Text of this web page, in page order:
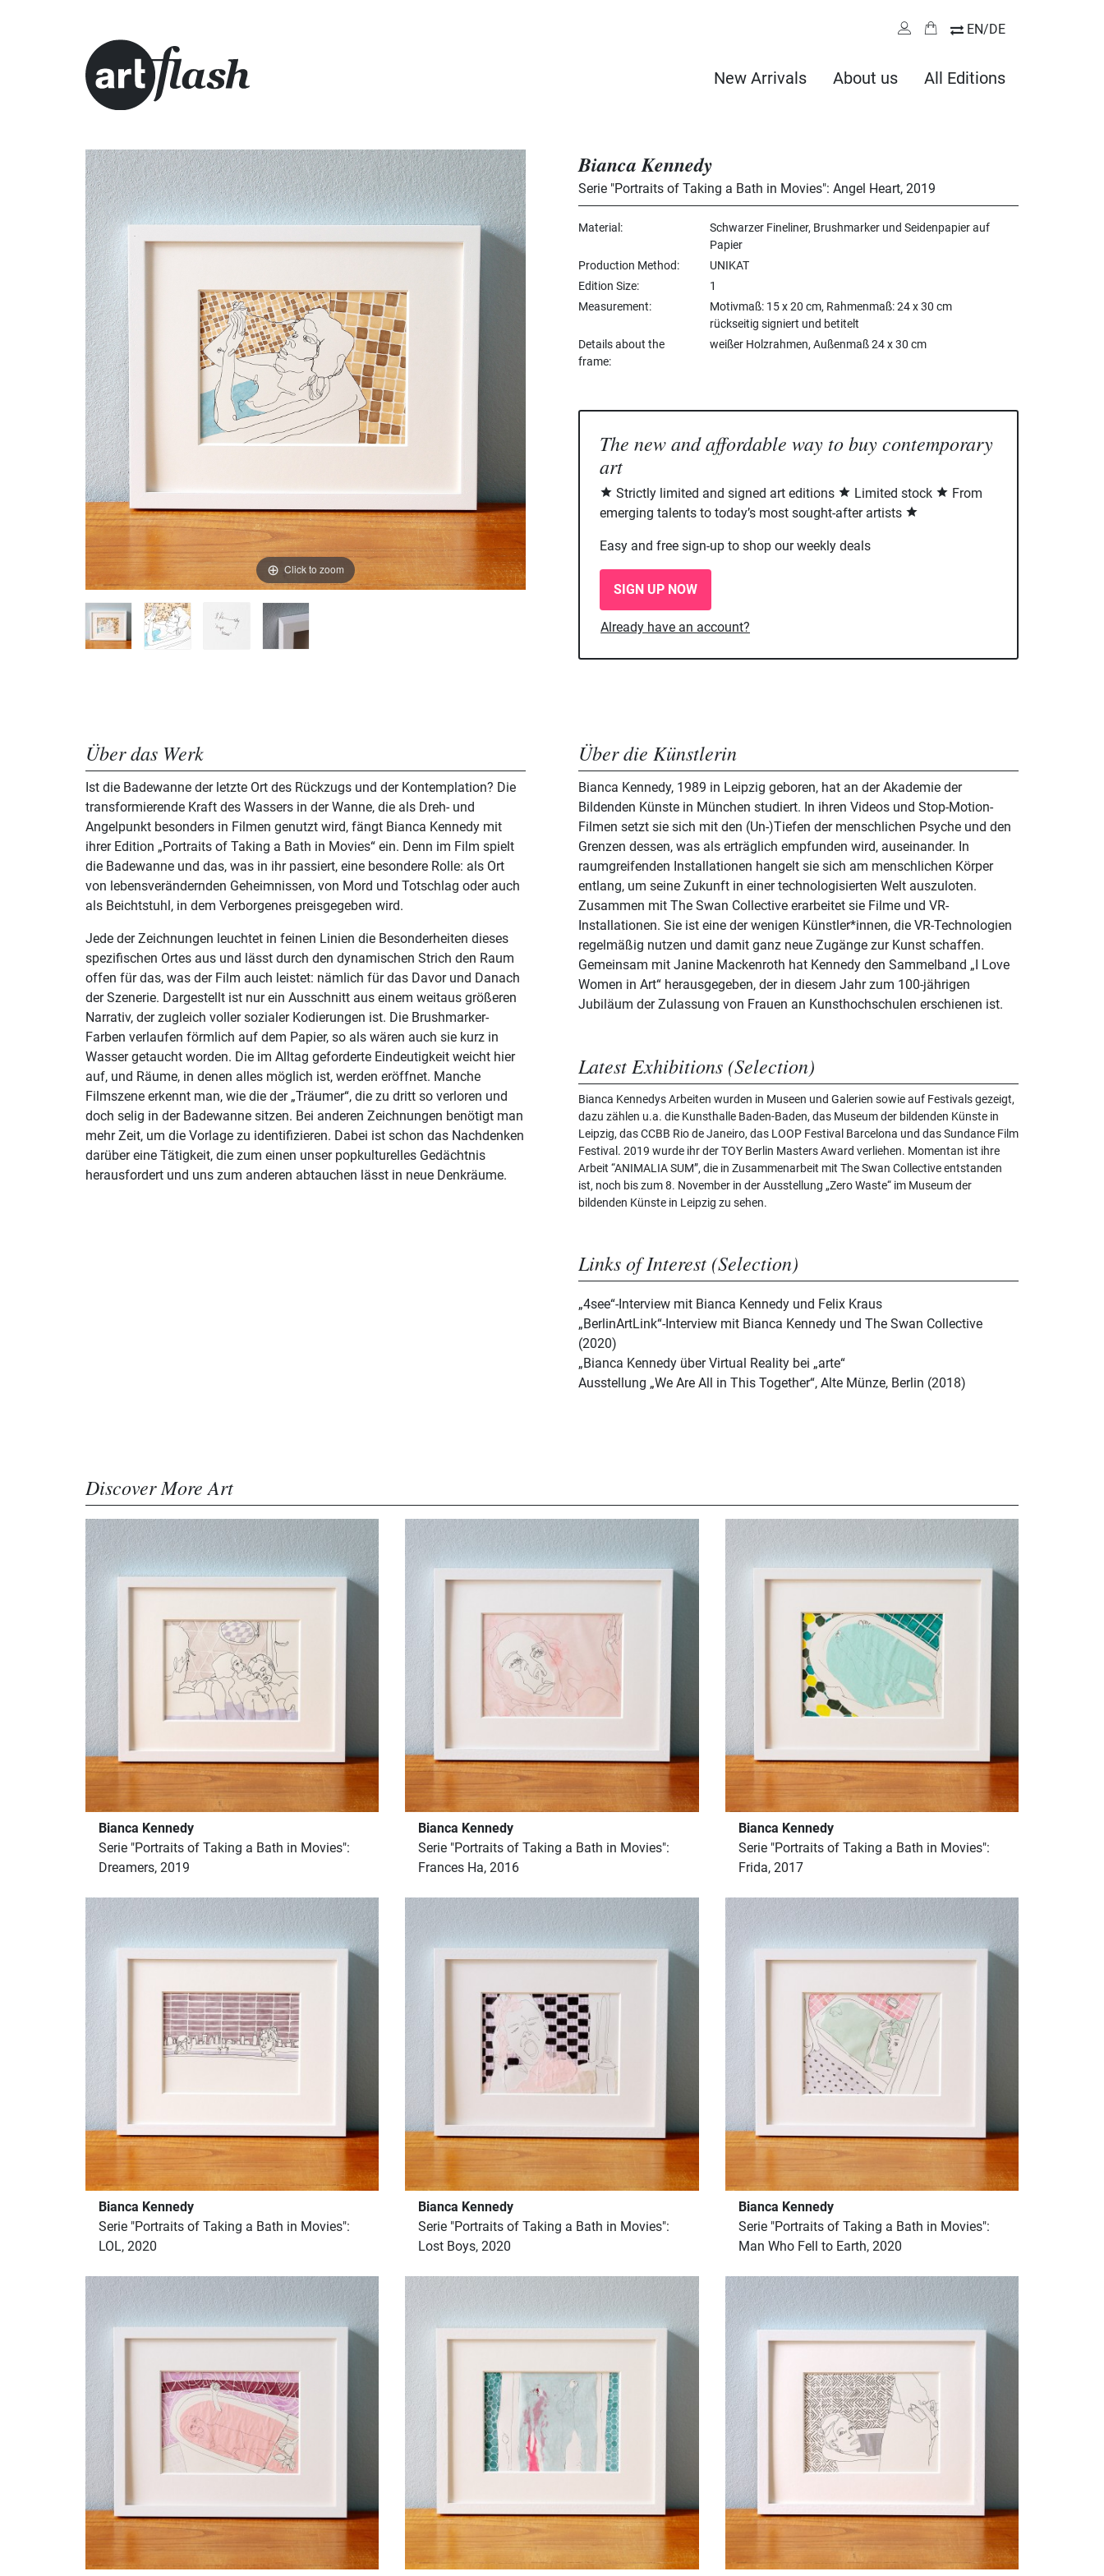
EN/DE
New Arrivals About us All Editions
Click to zoom
Bianca Kennedy
Serie "Portraits of Taking a Bath in Movies": Angel Heart, 2019
Material
Schwarzer Fineliner, Brushmarker und Seidenpapier auf
Papier
Production Method
UNIKAT
Edition Size
1
Measurement
Motivmaß: 15 x 20 cm, Rahmenmaß: 24 x 30 cm
rückseitig signiert und betitelt
Details about the
frame
weißer Holzrahmen, Außenmaß 24 x 30 cm
The new and affordable way to buy contemporary
art
Strictly limited and signed art editions Limited stock
From
emerging talents to today’s most sought-after artists
Easy and free sign-up to shop our weekly deals
SIGN UP NOW
Already have an account?
Über das Werk
Ist die Badewanne der letzte Ort des Rückzugs und der Kontemplation? Die
transformierende Kraft des Wassers in der Wanne, die als Dreh- und
Angelpunkt besonders in Filmen genutzt wird, fängt Bianca Kennedy mit
ihrer Edition „Portraits of Taking a Bath in Movies“ ein. Denn im Film spielt
die Badewanne und das, was in ihr passiert, eine besondere Rolle: als Ort
von lebensverändernden Geheimnissen, von Mord und Totschlag oder auch
als Beichtstuhl, in dem Verborgenes preisgegeben wird.
Jede der Zeichnungen leuchtet in feinen Linien die Besonderheiten dieses
spezifischen Ortes aus und lässt durch den dynamischen Strich den Raum
offen für das, was der Film auch leistet: nämlich für das Davor und Danach
der Szenerie. Dargestellt ist nur ein Ausschnitt aus einem weitaus größeren
Narrativ, der zugleich voller sozialer Kodierungen ist. Die Brushmarker-
Farben verlaufen förmlich auf dem Papier, so als wären auch sie kurz in
Wasser getaucht worden. Die im Alltag geforderte Eindeutigkeit weicht hier
auf, und Räume, in denen alles möglich ist, werden eröffnet. Manche
Filmszene erkennt man, wie die der „Träumer“, die zu dritt so verloren und
doch selig in der Badewanne sitzen. Bei anderen Zeichnungen benötigt man
mehr Zeit, um die Vorlage zu identifizieren. Dabei ist schon das Nachdenken
darüber eine Tätigkeit, die zum einen unser popkulturelles Gedächtnis
herausfordert und uns zum anderen abtauchen lässt in neue Denkräume.
Über die Künstlerin
Bianca Kennedy, 1989 in Leipzig geboren, hat an der Akademie der
Bildenden Künste in München studiert. In ihren Videos und Stop-Motion-
Filmen setzt sie sich mit den (Un-)Tiefen der menschlichen Psyche und den
Grenzen dessen, was als erträglich empfunden wird, auseinander. In
raumgreifenden Installationen hangelt sie sich am menschlichen Körper
entlang, um seine Zukunft in einer technologisierten Welt auszuloten.
Zusammen mit The Swan Collective erarbeitet sie Filme und VR-
Installationen. Sie ist eine der wenigen Künstler*innen, die VR-Technologien
regelmäßig nutzen und damit ganz neue Zugänge zur Kunst schaffen.
Gemeinsam mit Janine Mackenroth hat Kennedy den Sammelband „I Love
Women in Art“ herausgegeben, der in diesem Jahr zum 100-jährigen
Jubiläum der Zulassung von Frauen an Kunsthochschulen erschienen ist.
Latest Exhibitions (Selection)
Bianca Kennedys Arbeiten wurden in Museen und Galerien sowie auf Festivals gezeigt,
dazu zählen u.a. die Kunsthalle Baden-Baden, das Museum der bildenden Künste in
Leipzig, das CCBB Rio de Janeiro, das LOOP Festival Barcelona und das Sundance Film
Festival. 2019 wurde ihr der TOY Berlin Masters Award verliehen. Momentan ist ihre
Arbeit “ANIMALIA SUM”, die in Zusammenarbeit mit The Swan Collective entstanden
ist, noch bis zum 8. November in der Ausstellung „Zero Waste“ im Museum der
bildenden Künste in Leipzig zu sehen.
Links of Interest (Selection)
„4see“-Interview mit Bianca Kennedy und Felix Kraus
„BerlinArtLink“-Interview mit Bianca Kennedy und The Swan Collective
(2020)
„Bianca Kennedy über Virtual Reality bei „arte“
Ausstellung „We Are All in This Together“, Alte Münze, Berlin (2018)
Discover More Art
Bianca Kennedy
Serie "Portraits of Taking a Bath in Movies":
Dreamers, 2019
Bianca Kennedy
Serie "Portraits of Taking a Bath in Movies":
Frances Ha, 2016
Bianca Kennedy
Serie "Portraits of Taking a Bath in Movies":
Frida, 2017
Bianca Kennedy
Serie "Portraits of Taking a Bath in Movies":
LOL, 2020
Bianca Kennedy
Serie "Portraits of Taking a Bath in Movies":
Lost Boys, 2020
Bianca Kennedy
Serie "Portraits of Taking a Bath in Movies":
Man Who Fell to Earth, 2020